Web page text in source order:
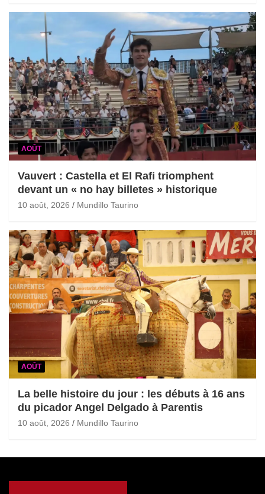
AOÛT
Vauvert : Castella et El Rafi triomphent
devant un « no hay billetes » historique
10 août, 2026 Mundillo Taurino
AOÛT
La belle histoire du jour : les débuts à 16 ans
du picador Angel Delgado à Parentis
10 août, 2026 Mundillo Taurino